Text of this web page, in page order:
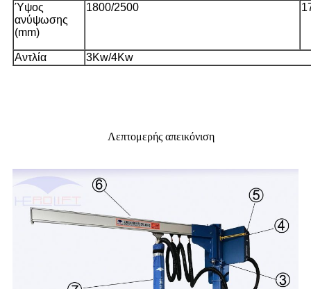
Ύψος
ανύψωσης
(mm)
1800/2500
Αντλία 3Kw/4Kw
Λεπτομερής απεικόνιση